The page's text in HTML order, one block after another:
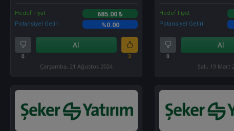
Hedef Fiyat 685.00 ₺
Potansiyel Getiri %0.00
0
Al
3
Çarşamba, 21 Ağustos 2024
Hedef Fiyat
Potansiyel Getiri
0
Al
Salı, 19 Mart